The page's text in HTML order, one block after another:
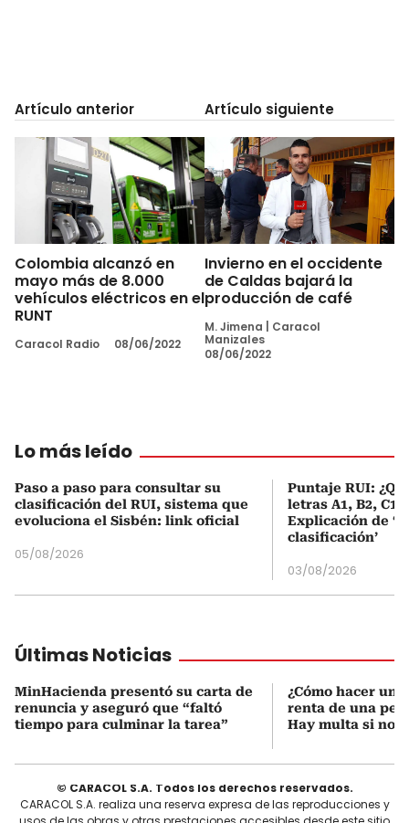
Artículo anterior
Colombia alcanzó en
mayo más de 8.000
vehículos eléctricos en el
RUNT
Caracol Radio 08/06/2022
Artículo siguiente
Invierno en el occidente
de Caldas bajará la
producción de café
M. Jimena
Caracol
Manizales
08/06/2022
Lo más leído
Paso a paso para consultar su
clasificación del RUI, sistema que
evoluciona el Sisbén: link oficial
05/08/2026
Puntaje RUI:
letras A1, B2, C1
Explicación de
clasificación’
03/08/2026
Últimas Noticias
MinHacienda presentó su carta de
renuncia y aseguró que “faltó
tiempo para culminar la tarea”
¿Cómo hacer
renta de una
Hay multa si no
© CARACOL S.A. Todos los derechos reservados.
CARACOL S.A. realiza una reserva expresa de las reproducciones y